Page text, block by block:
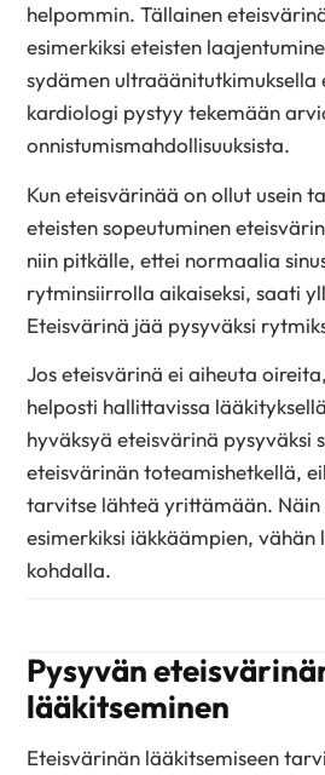
helpommin. Tällainen
esimerkiksi eteisten
sydämen ultraäänitutkimuksella
kardiologi pystyy tekemään
onnistumismahdollisuuksista.
Kun eteisvärinää on ollut usein
eteisten sopeutuminen
niin pitkälle, ettei normaalia
rytminsiirrolla aikaiseksi, saati
Eteisvärinä jää pysyväksi
Jos eteisvärinä ei aiheuta
helposti hallittavissa
hyväksyä eteisvärinä pysyväksi
eteisvärinän toteamishetkellä,
tarvitse lähteä yrittämään.
esimerkiksi iäkkäämpien,
kohdalla.
Pysyvän
lääkitseminen
Eteisvärinän lääkitsemiseen